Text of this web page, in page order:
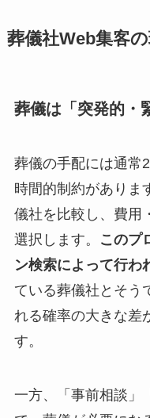
葬儀社Web集客
葬儀は「突発的・
葬儀の手配には通常
時間的制約がありま
儀社を比較し、費用
選択します。
このプ
ン検索によって行わ
ている葬儀社とそう
れる確率の大きな差
す。
一方、「事前相談」